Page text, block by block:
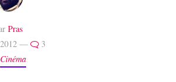
Pras
2012 —
3
Cinéma